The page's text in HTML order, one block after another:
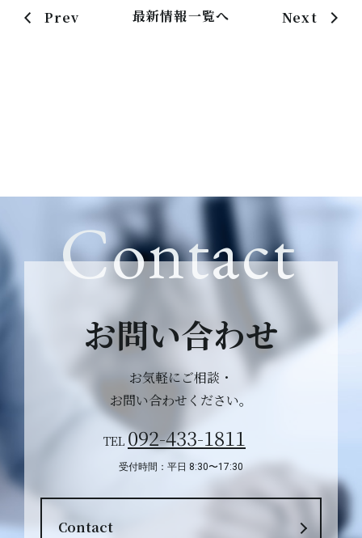
Next
最新情報一覧へ
Prev
Contact
お問い合わせ
お気軽にご相談・
お問い合わせください。
TEL 092-433-1811
受付時間：平日 8:30〜17:30
Contact